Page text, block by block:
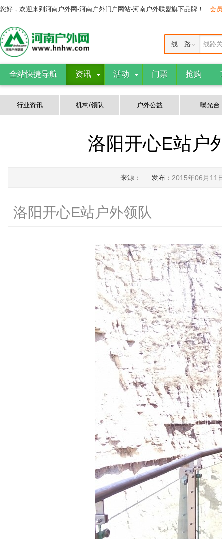
您好，欢迎来到河南户外网-河南户外门户网站-河南户外联盟旗下品牌！ 会
线路
线 路
全站快捷导航 资讯 活动 门票 抢购
行业资讯 机构/领队 户外公益 曝光台
洛阳开心E站
来源： 发布： 2015年06月11
洛阳开心E站户外领队